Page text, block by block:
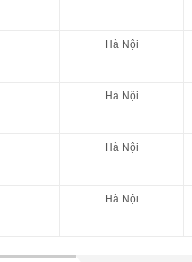
Hà Nội
Hà Nội
Hà Nội
Hà Nội